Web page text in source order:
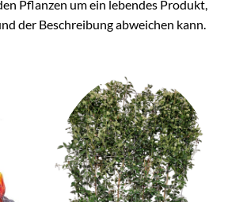
Pflanzen um ein lebendes Produkt,
der Beschreibung abweichen kann.